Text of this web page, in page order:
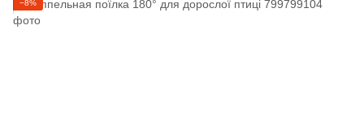
−8%